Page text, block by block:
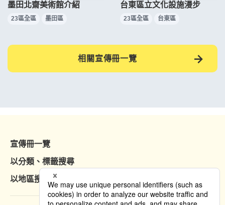
墨田北齋美術館介紹
23區全區 墨田區
台東區立文化設施漫步
23區全區 台東區
相關宣傳冊一覽
宣傳冊一覽
以分類、標籤搜尋
以地區搜尋